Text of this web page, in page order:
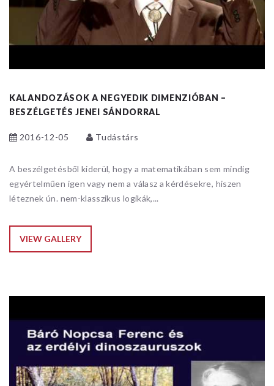
KALANDOZÁSOK A NEGYEDIK DIMENZIÓBAN –
BESZÉLGETÉS JENEI SÁNDORRAL
2016-12-05 Tudástárs
A beszélgetésből kiderül, hogy a matematikában sem mindig
egyértelműen igen vagy nem a válasz a kérdésekre, hiszen
léteznek ún. nem-klasszikus logikák,...
VIEW GALLERY